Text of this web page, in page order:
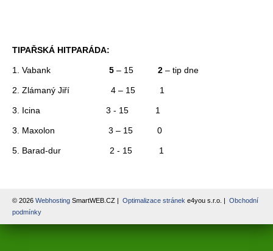
TIPAŘSKÁ HITPARÁDA:
1. Vabank 5 – 15 2 – tip dne
2. Zlámaný Jiří 4 – 15 1
3. Icina 3 - 15 1
3. Maxolon 3 – 15 0
5. Barad-dur 2 - 15 1
© 2026 Webhosting SmartWEB.CZ | Optimalizace stránek e4you s.r.o. | Obchodní
podmínky